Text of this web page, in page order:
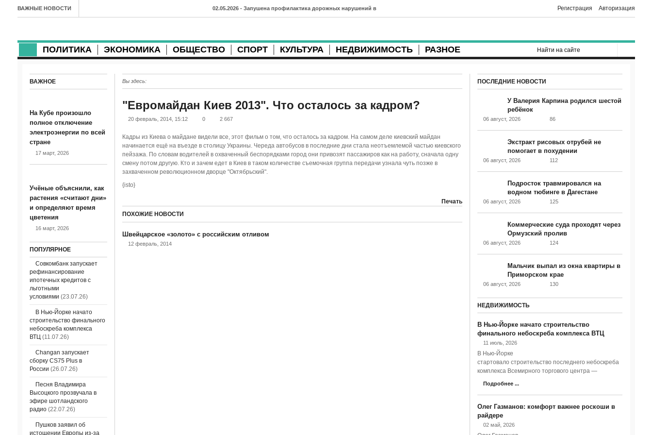
ВАЖНЫЕ НОВОСТИ 02.05.2026 - Запушена профилактика дорожных нарушений в
27.04.2026 - Губернатор Архангельской области контролирует
восстановление дорог и реконструкцию площади
23.04.2026 - Детский экологический форум усилит
22.04.2026 - Коммунальные разрытия в Архангельске
21.04.2026 - Выгуливание собак: правила и штрафы в России
20.04.2026 - Итоги хоккейного сезона в Архангельске: яркие
Регистрация Авторизация
ПОЛИТИКА ЭКОНОМИКА ОБЩЕСТВО СПОРТ КУЛЬТУРА НЕДВИЖИМОСТЬ РАЗНОЕ
Вы здесь:
"Евромайдан Киев 2013". Что осталось за кадром?
20 февраль, 2014, 15:12 0 2 667
Кадры из Киева о майдане видели все, этот фильм о том, что осталось за кадром. На самом деле киевский майдан
начинается ещё на въезде в столицу Украины. Череда автобусов в последние дни стала неотъемлемой частью киевского
пейзажа. По словам водителей в охваченный беспорядками город они привозят пассажиров как на работу, сначала одну
смену потом другую. Кто и зачем едет в Киев в таком количестве съемочная группа передачи узнала чуть позже в
захваченном революционном дворце "Октябрьский".
{isto}
Печать
ПОХОЖИЕ НОВОСТИ
Швейцарское «золото» с российским отливом
12 февраль, 2014
ПОСЛЕДНИЕ НОВОСТИ
У Валерия Карпина родился шестой
ребёнок
06 август, 2026 86
Экстракт рисовых отрубей не
помогает в похудении
06 август, 2026 112
Подросток травмировался на
водном тюбинге в Дагестане
06 август, 2026 125
Коммерческие суда проходят через
Ормузский пролив
06 август, 2026 124
Мальчик выпал из окна квартиры в
Приморском крае
06 август, 2026 130
НЕДВИЖИМОСТЬ
В Нью-Йорке начато строительство
финального небоскреба комплекса ВТЦ
11 июль, 2026
В Нью-Йорке
стартовало строительство последнего небоскреба
комплекса Всемирного торгового центра —
Подробнее ...
Олег Газманов: комфорт важнее роскоши в
райдере
02 май, 2026
ВАЖНОЕ
На Кубе произошло
полное отключение
электроэнергии по всей
стране
17 март, 2026
Учёные объяснили, как
растения «считают дни»
и определяют время
цветения
16 март, 2026
ПОПУЛЯРНОЕ
Совкомбанк запускает
рефинансирование
ипотечных кредитов с
льготными
условиями (23.07.26)
В Нью-Йорке начато
строительство финального
небоскреба комплекса
ВТЦ(11.07.26)
Changan запускает
сборку CS75 Plus в
России (26.07.26)
Песня Владимира
Высоцкого прозвучала в
эфире шотландского
радио(22.07.26)
Пушков заявил об
истощении Европы из-за